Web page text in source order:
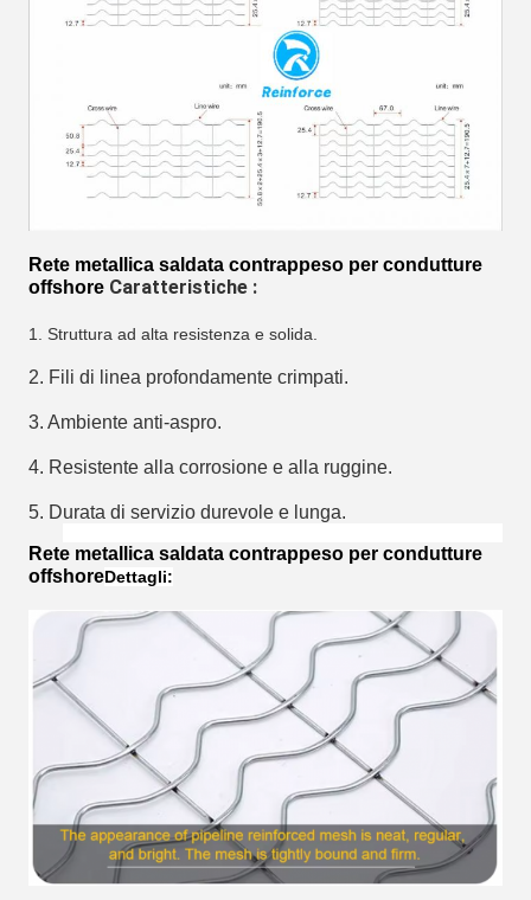
Rete metallica saldata contrappeso per condutture
offshore Caratteristiche :
1. Struttura ad alta resistenza e solida.
2. Fili di linea profondamente crimpati.
3. Ambiente anti-aspro.
4. Resistente alla corrosione e alla ruggine.
5. Durata di servizio durevole e lunga.
Rete metallica saldata contrappeso per condutture
offshoreDettagli: